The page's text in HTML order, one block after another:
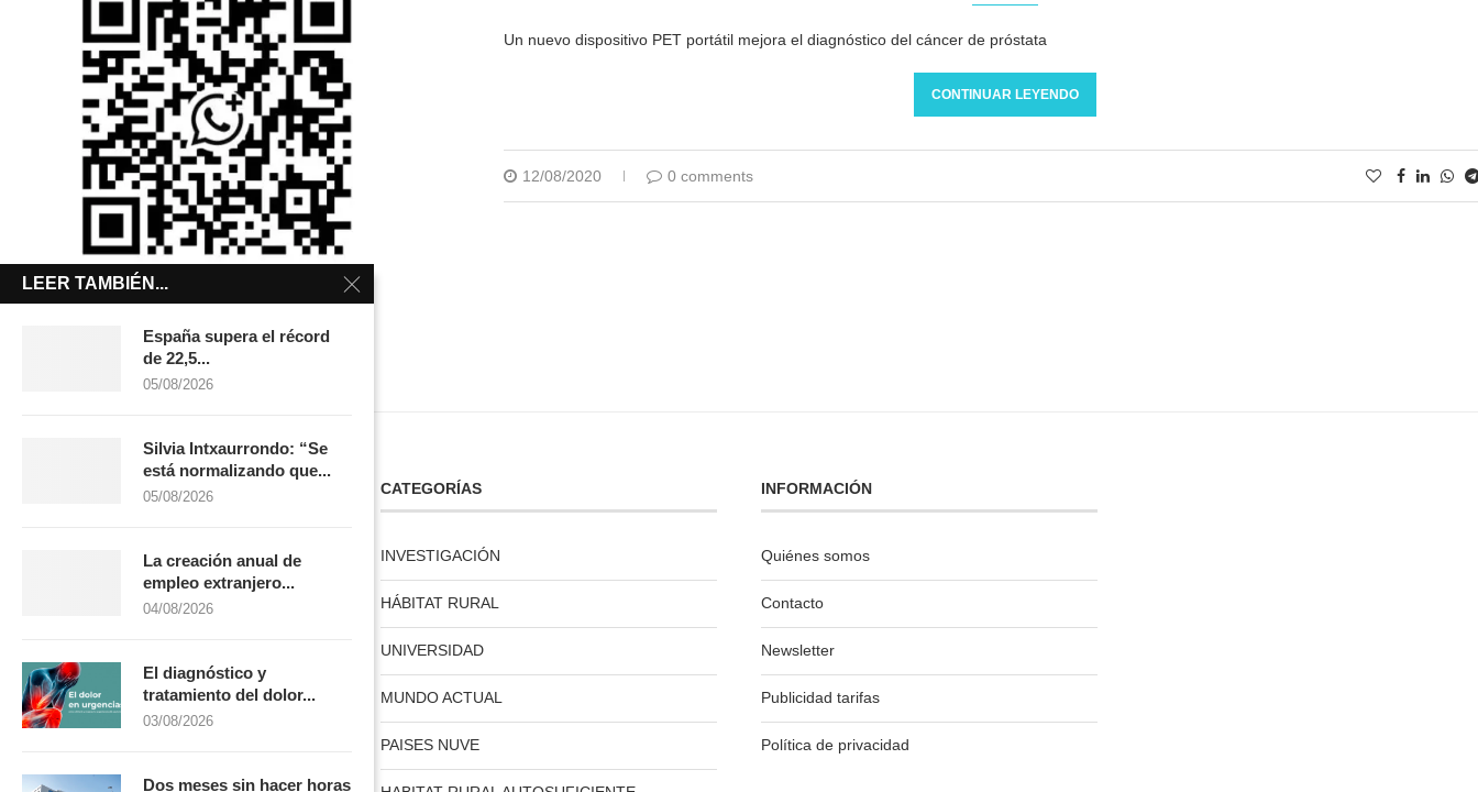
Un nuevo dispositivo PET portátil mejora el diagnóstico del cáncer de próstata
CONTINUAR LEYENDO
12/08/2020 0 comments
LICENCIA CREATIVE COMMONS CATEGORÍAS
INVESTIGACIÓN
HÁBITAT RURAL
UNIVERSIDAD
MUNDO ACTUAL
PAISES NUVE
INFORMACIÓN
Quiénes somos
Contacto
Newsletter
Publicidad tarifas
Política de privacidad
LEER TAMBIÉN...
España supera el récord
de 22,5...
05/08/2026
Silvia Intxaurrondo: “Se
está normalizando que...
05/08/2026
La creación anual de
empleo extranjero...
04/08/2026
El diagnóstico y
tratamiento del dolor...
03/08/2026
Dos meses sin hacer horas